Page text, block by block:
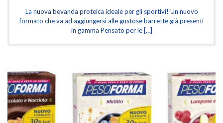
La nuova bevanda proteica ideale per gli sportivi! Un nuovo
formato che va ad aggiungersi alle gustose barrette già presenti
in gamma Pensato per le […]